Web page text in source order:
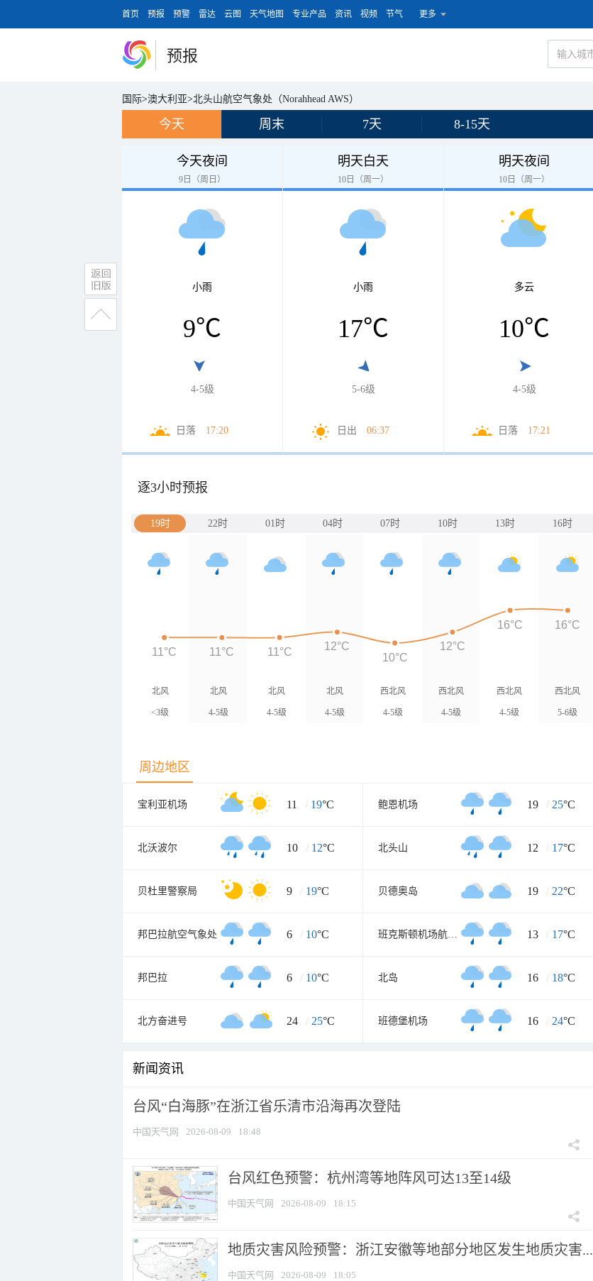
首页 预报 预警 雷达 云图 天气地图 专业产品 资讯 视频 节气 更多
预报
国际>澳大利亚>北头山航空气象处（Norahhead AWS）
今天 周末 7天 8-15天
今天夜间
9日（周日）
小雨
9℃
4-5级
日落 17:20
明天白天
10日（周一）
小雨
17℃
5-6级
日出 06:37
明天夜间
10日（周一）
多云
10℃
4-5级
日落 17:21
逐3小时预报
19时 22时 01时 04时 07时 10时 13时 16时
北风
<3级
北风
4-5级
北风
4-5级
北风
4-5级
西北风
4-5级
西北风
4-5级
西北风
4-5级
西北风
5-6级
11°C 11°C 11°C 12°C
10°C
12°C
16°C 16°C
周边地区
宝利亚机场 11 / 19°C 鲍恩机场 19 / 25°C
北沃波尔 10 / 12°C 北头山 12 / 17°C
贝杜里警察局 9 / 19°C 贝德奥岛 19 / 22°C
邦巴拉航空气象处 6 / 10°C 班克斯顿机场航空气象处 13 / 17°C
邦巴拉 6 / 10°C 北岛 16 / 18°C
北方奋进号 24 / 25°C 班德堡机场 16 / 24°C
新闻资讯
台风“白海豚”在浙江省乐清市沿海再次登陆
中国天气网 2026-08-09 18:48
​台风红色预警：杭州湾等地阵风可达13至14级
中国天气网 2026-08-09 18:15
地质灾害风险预警：浙江安徽等地部分地区发生地质灾害...
中国天气网 2026-08-09 18:05